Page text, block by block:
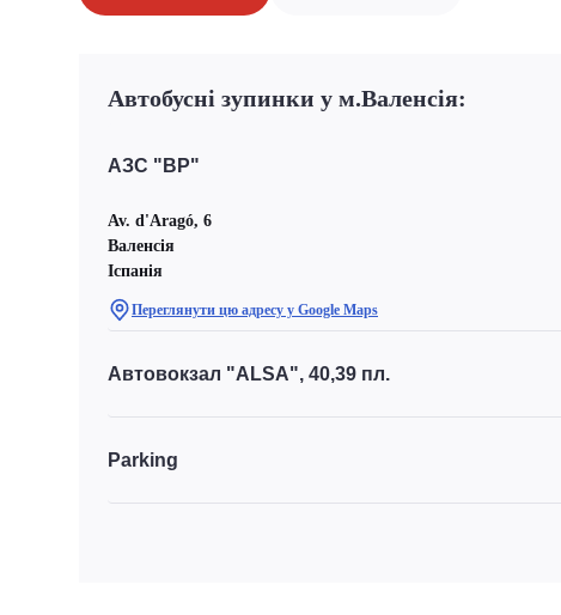
Автобусні зупинки у м.Валенсія:
АЗС "BP"
Av. d'Aragó, 6
Валенсія
Іспанія
Переглянути цю адресу у Google Maps
Автовокзал "ALSA", 40,39 пл.
Parking